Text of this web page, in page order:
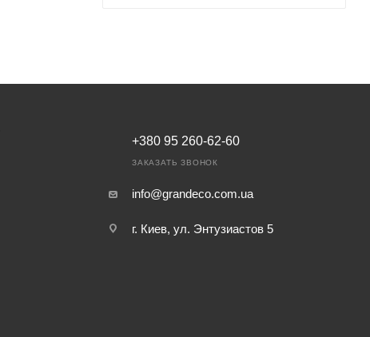
+380 95 260-62-60
ЗАКАЗАТЬ ЗВОНОК
info@grandeco.com.ua
г. Киев, ул. Энтузиастов 5